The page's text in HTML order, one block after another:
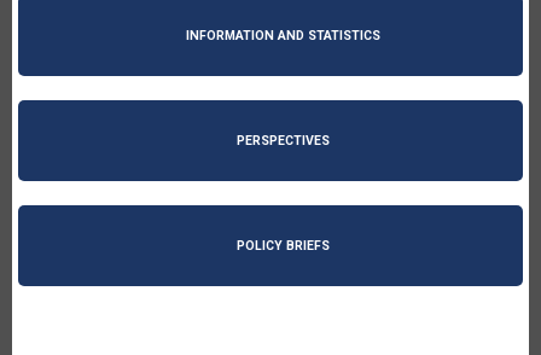
INFORMATION AND STATISTICS
PERSPECTIVES
POLICY BRIEFS